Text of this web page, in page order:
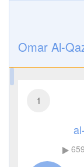
Omar Al-
1